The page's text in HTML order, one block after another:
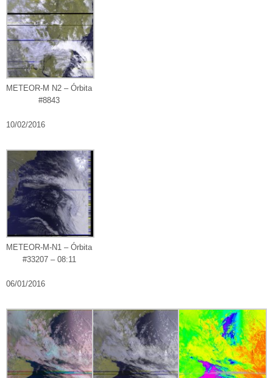
METEOR-M N2 – Órbita
#8843
10/02/2016
METEOR-M-N1 – Órbita
#33207 – 08:11
06/01/2016